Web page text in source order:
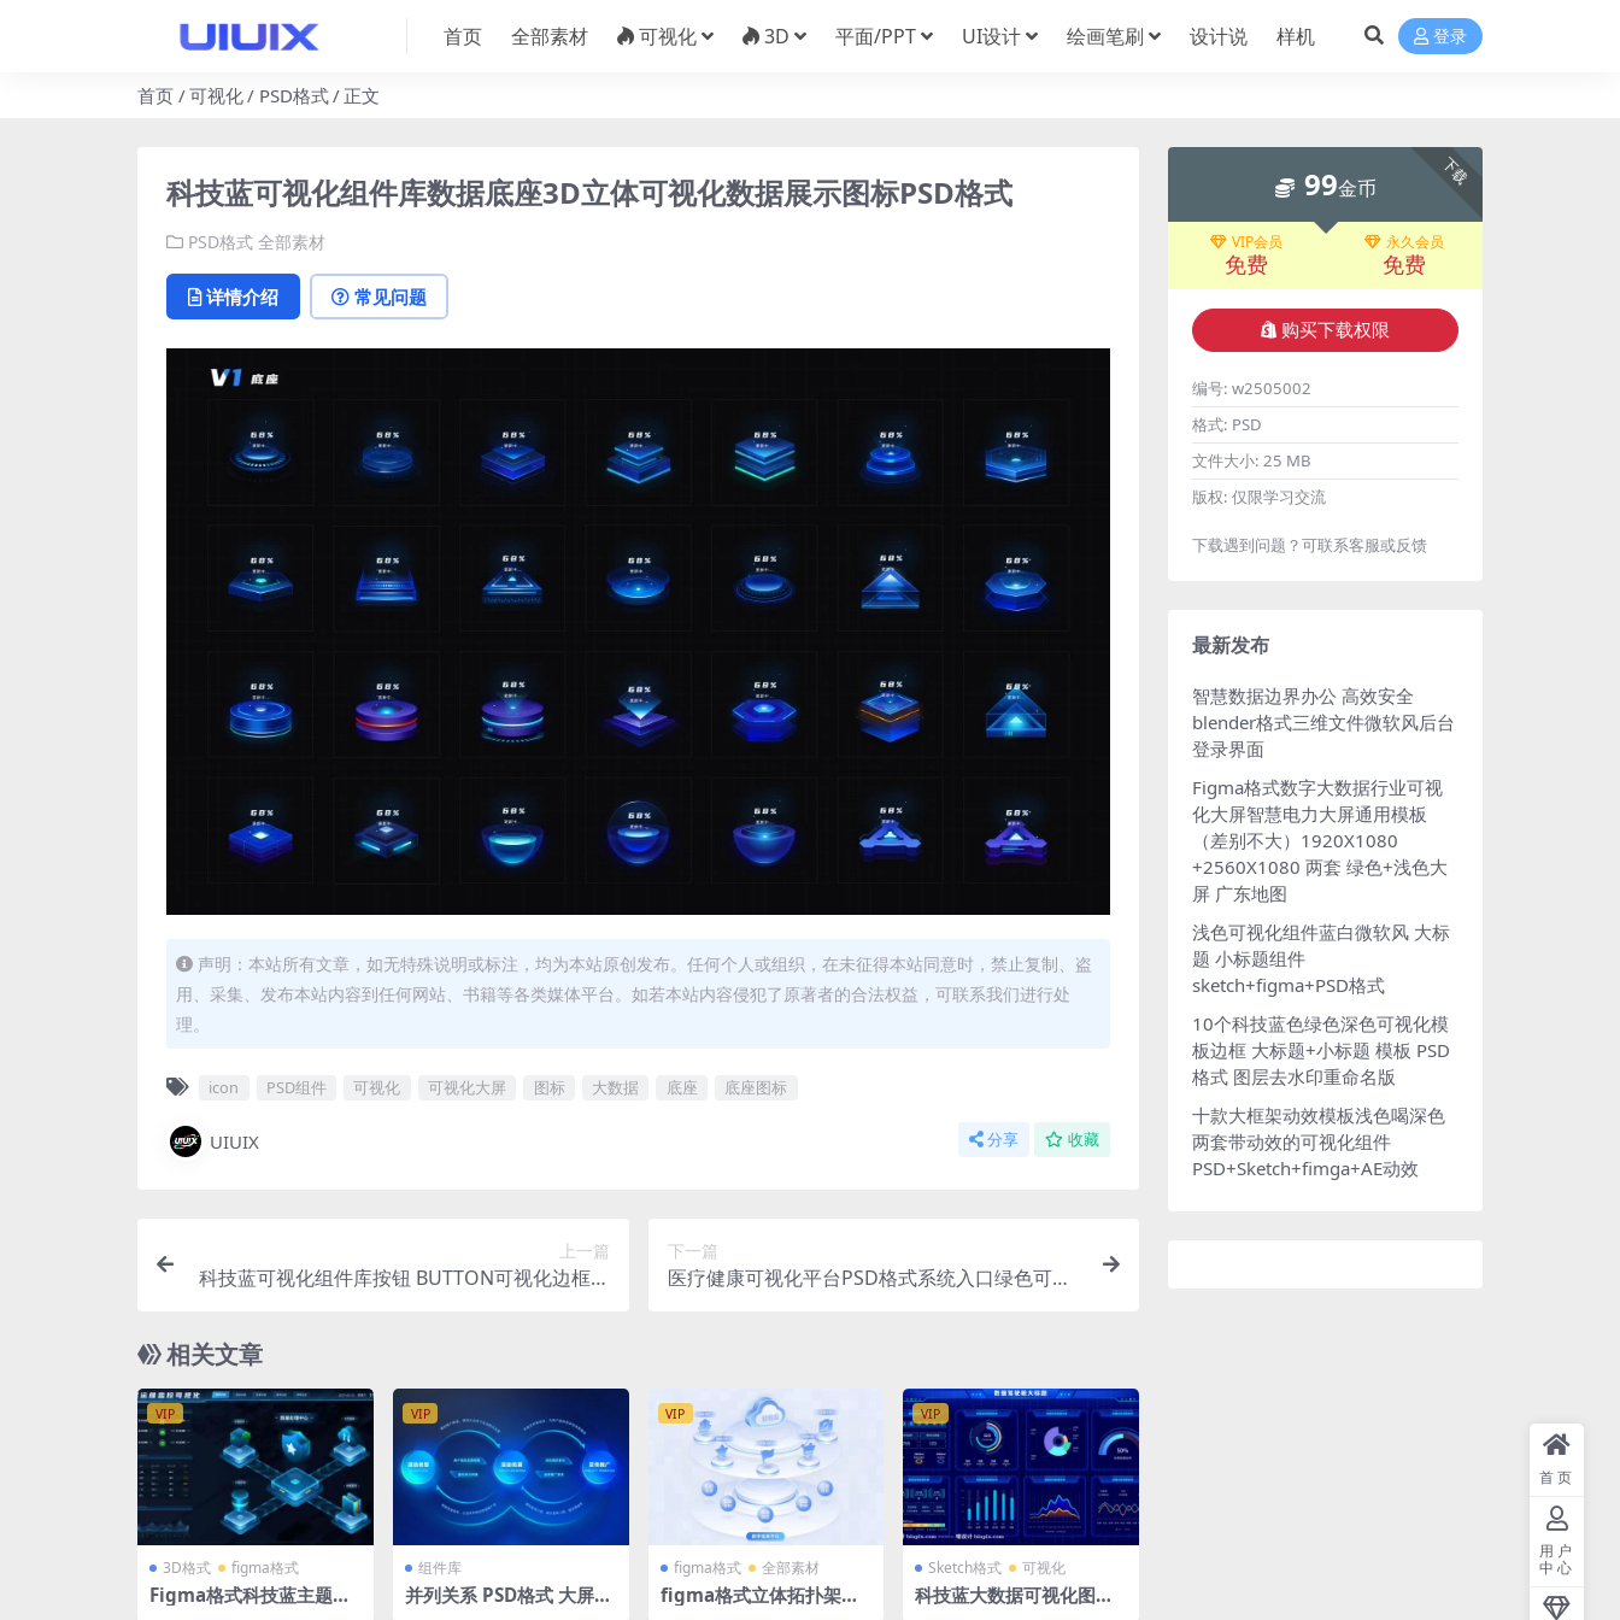
首页 全部素材 可视化 3D 平面/PPT UI设计 绘画笔刷 设计说 样机 登录
首页 可视化 PSD格式 正文
科技蓝可视化组件库数据底座3D立体可视化数据展示图标PSD格式
PSD格式 全部素材
详情介绍 常见问题
声明：本站所有文章，如无特殊说明或标注，均为本站原创发布。任何个人或组织，在未征得本站同意时，禁止复制、盗
用、采集、发布本站内容到任何网站、书籍等各类媒体平台。如若本站内容侵犯了原著者的合法权益，可联系我们进行处
理。
icon PSD组件 可视化 可视化大屏 图标 大数据 底座 底座图标
UIUIX 分享 收藏
上一篇
科技蓝可视化组件库按钮 BUTTON可视化边框图
下一篇
医疗健康可视化平台PSD格式系统入口绿色可视
相关文章
VIP
3D格式 figma格式
Figma格式科技蓝主题可
VIP
组件库
并列关系 PSD格式 大屏组
VIP
figma格式 全部素材
figma格式立体拓扑架构
VIP
Sketch格式 可视化
科技蓝大数据可视化图表
下载
99金币
VIP会员
免费
永久会员
免费
购买下载权限
编号: w2505002
格式: PSD
文件大小: 25 MB
版权: 仅限学习交流
下载遇到问题？可联系客服或反馈
最新发布
智慧数据边界办公 高效安全
blender格式三维文件微软风后台
登录界面
Figma格式数字大数据行业可视
化大屏智慧电力大屏通用模板
（差别不大）1920X1080
+2560X1080 两套 绿色+浅色大
屏 广东地图
浅色可视化组件蓝白微软风 大标
题 小标题组件
sketch+figma+PSD格式
10个科技蓝色绿色深色可视化模
板边框 大标题+小标题 模板 PSD
格式 图层去水印重命名版
十款大框架动效模板浅色喝深色
两套带动效的可视化组件
PSD+Sketch+fimga+AE动效
首页
用户
中心